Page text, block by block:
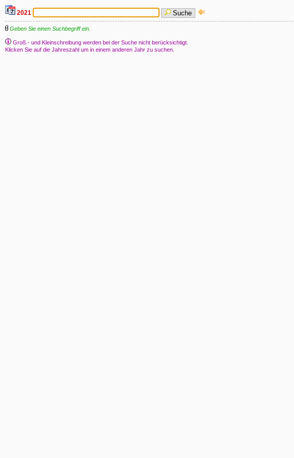
2021 Suche
Geben Sie einen Suchbegriff ein.
Groß.- und Kleinschreibung werden bei der Suche nicht berücksichtigt.
Klicken Sie auf die Jahreszahl um in einem anderen Jahr zu suchen.